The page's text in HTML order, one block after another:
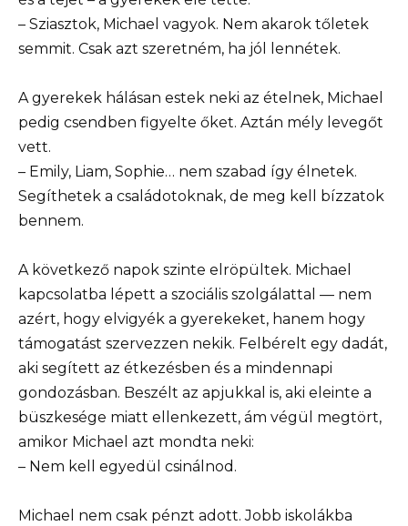
– Sziasztok, Michael vagyok. Nem akarok tőletek
semmit. Csak azt szeretném, ha jól lennétek.
A gyerekek hálásan estek neki az ételnek, Michael
pedig csendben figyelte őket. Aztán mély levegőt
vett.
– Emily, Liam, Sophie… nem szabad így élnetek.
Segíthetek a családotoknak, de meg kell bízzatok
bennem.
A következő napok szinte elröpültek. Michael
kapcsolatba lépett a szociális szolgálattal — nem
azért, hogy elvigyék a gyerekeket, hanem hogy
támogatást szervezzen nekik. Felbérelt egy dadát,
aki segített az étkezésben és a mindennapi
gondozásban. Beszélt az apjukkal is, aki eleinte a
büszkesége miatt ellenkezett, ám végül megtört,
amikor Michael azt mondta neki:
– Nem kell egyedül csinálnod.
Michael nem csak pénzt adott. Jobb iskolákba